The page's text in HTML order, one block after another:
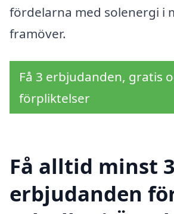
fördelarna med solenergi i
framöver.
Få 3 erbjudanden, gratis
förpliktelser
Få alltid minst 3
erbjudanden